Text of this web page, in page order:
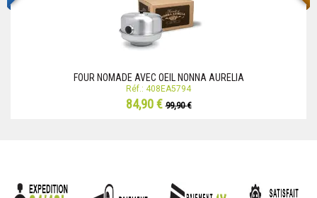
FOUR NOMADE AVEC OEIL NONNA AURELIA
Réf.: 408EA5794
84,90 €99,90 €